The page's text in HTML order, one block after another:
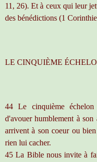
11, 26). Et à ceux qui leur
des bénédictions (1
LE CINQUIÈME
44 Le cinquième
d'avouer humblement à son
arrivent à son coeur ou
rien lui cacher.
45 La Bible nous invite à